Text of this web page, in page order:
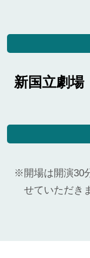
新国立劇
開場は開演30
せていただき